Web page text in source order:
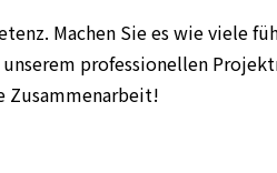
Machen Sie es wie viele
professionellen
Zusammenarbeit!